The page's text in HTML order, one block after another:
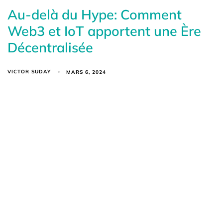
Au-delà du Hype: Comment
Web3 et IoT apportent une Ère
Décentralisée
VICTOR SUDAY MARS 6, 2024